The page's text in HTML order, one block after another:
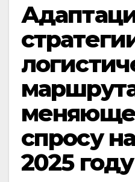
спросу
2025 году